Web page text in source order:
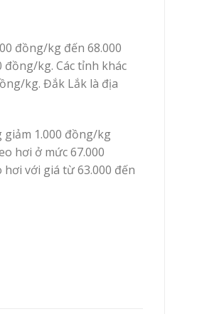
đồng/kg đến 68.000
kg. Các tỉnh khác
kg. Đắk Lắk là địa
giảm 1.000 đồng/kg
hơi ở mức 67.000
với giá từ 63.000 đến